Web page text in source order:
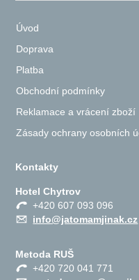
Úvod
Doprava
Platba
Obchodní podmínky
Reklamace a vrácení zboží
Zásady ochrany osobních
Kontakty
Hotel Chytrov
+420 607 093 096
info@jatomamjinak.cz
Metoda RUŠ
+420 720 041 771